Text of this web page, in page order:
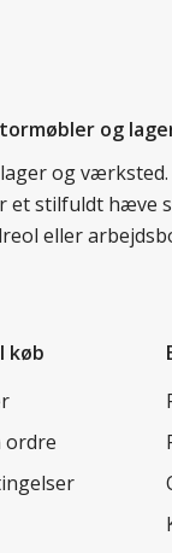
og
og
et stilfuldt hæve
eller
køb
ordre